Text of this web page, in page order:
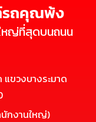
รถคุณพ้ง
หญ่ที่สุดบนถนน
แขวงบางระมาด
นักงานใหญ่)